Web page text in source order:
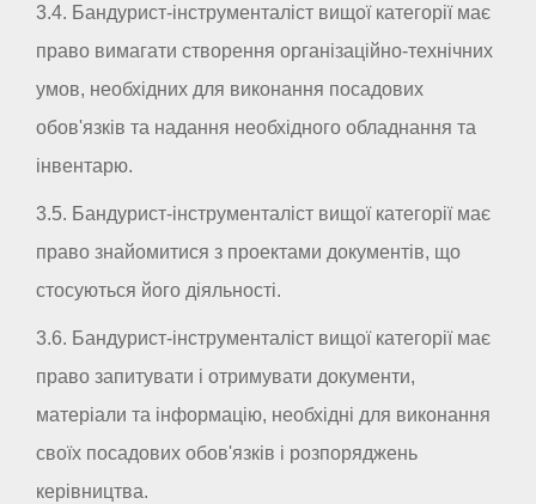
3.4. Бандурист-інструменталіст вищої категорії має
право вимагати створення організаційно-технічних
умов, необхідних для виконання посадових
обов'язків та надання необхідного обладнання та
інвентарю.
3.5. Бандурист-інструменталіст вищої категорії має
право знайомитися з проектами документів, що
стосуються його діяльності.
3.6. Бандурист-інструменталіст вищої категорії має
право запитувати і отримувати документи,
матеріали та інформацію, необхідні для виконання
своїх посадових обов'язків і розпоряджень
керівництва.